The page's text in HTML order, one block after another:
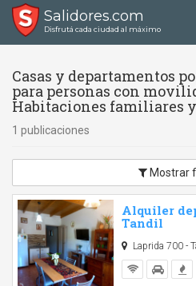
Salidores.com
Disfrutá cada ciudad al máximo
Casas y departamentos
para personas con
Habitaciones familiares
1 publicaciones
Mostrar
Alquiler
Tandil
Laprida 700 -